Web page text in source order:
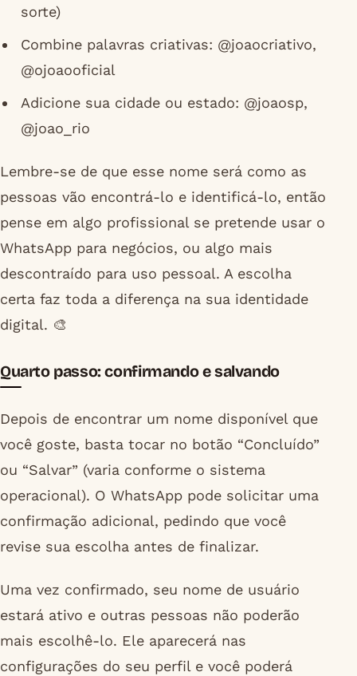
sorte)
Combine palavras criativas: @joaocriativo,
@ojoaooficial
Adicione sua cidade ou estado: @joaosp,
@joao_rio
Lembre-se de que esse nome será como as
pessoas vão encontrá-lo e identificá-lo, então
pense em algo profissional se pretende usar o
WhatsApp para negócios, ou algo mais
descontraído para uso pessoal. A escolha
certa faz toda a diferença na sua identidade
digital. 🎨
Quarto passo: confirmando e salvando
Depois de encontrar um nome disponível que
você goste, basta tocar no botão “Concluído”
ou “Salvar” (varia conforme o sistema
operacional). O WhatsApp pode solicitar uma
confirmação adicional, pedindo que você
revise sua escolha antes de finalizar.
Uma vez confirmado, seu nome de usuário
estará ativo e outras pessoas não poderão
mais escolhê-lo. Ele aparecerá nas
configurações do seu perfil e você poderá